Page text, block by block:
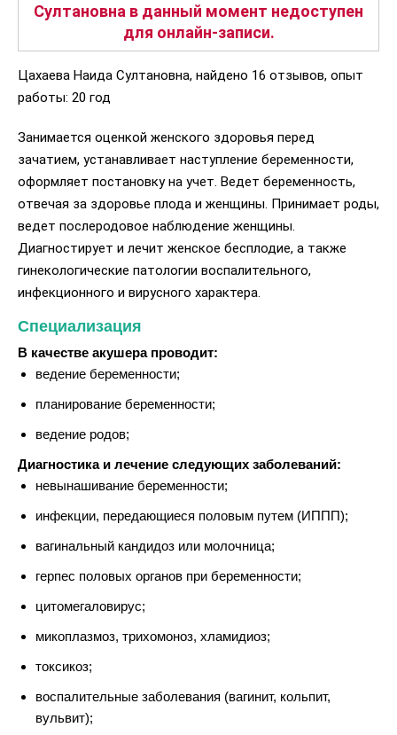
Султановна в данный момент недоступен
для онлайн-записи.
Цахаева Наида Султановна, найдено 16 отзывов, опыт
работы: 20 год
Занимается оценкой женского здоровья перед
зачатием, устанавливает наступление беременности,
оформляет постановку на учет. Ведет беременность,
отвечая за здоровье плода и женщины. Принимает роды,
ведет послеродовое наблюдение женщины.
Диагностирует и лечит женское бесплодие, а также
гинекологические патологии воспалительного,
инфекционного и вирусного характера.
Специализация
В качестве акушера проводит:
ведение беременности;
планирование беременности;
ведение родов;
Диагностика и лечение следующих заболеваний:
невынашивание беременности;
инфекции, передающиеся половым путем (ИППП);
вагинальный кандидоз или молочница;
герпес половых органов при беременности;
цитомегаловирус;
микоплазмоз, трихомоноз, хламидиоз;
токсикоз;
воспалительные заболевания (вагинит, кольпит,
вульвит);